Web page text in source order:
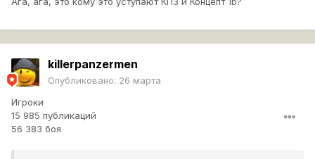
модификациях натиска это пониженое
пробитие объясню,повышение роли брони инициирует
выбор бронированых танков,тем самым повышая
"удовольствие" игры на них,ведь всем нравиться
хрустеть броней и видеть большие цифры
заблокированного урона,а также инициирует играть в
упоре к противнику (не стоя в кустах).Касаемо
модификаций,я считаю что нужно резать только один
параметр МАСКИРОВКА.Я думаю не многим нравится
killerpanzermen
Опубликовано: 26 марта
Игроки
15 985 публикаций
56 383 боя